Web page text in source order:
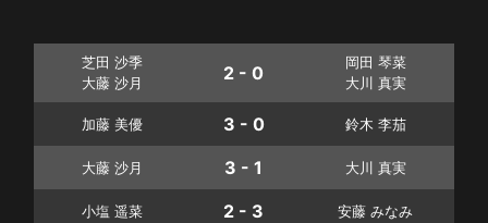
芝田 沙季
大藤 沙月
2 - 0
岡田 琴菜
大川 真実
加藤 美優 3 - 0 鈴木 李茄
大藤 沙月 3 - 1 大川 真実
小塩 遥菜 2 - 3 安藤 みなみ